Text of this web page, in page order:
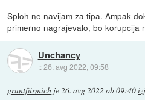
Sploh ne navijam za tipa. Ampak
primerno nagrajevalo, bo korupcija
Unchancy
::26. avg 2022, 09:58
gruntfürmich je26. avg 2022 ob 09:40